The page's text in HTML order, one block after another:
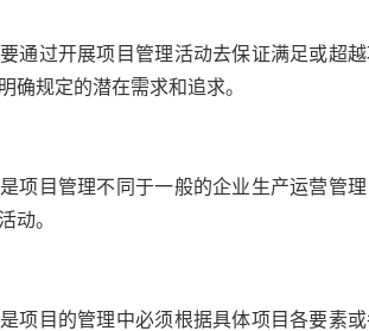
通过开展项目管理活动去保证满足或超
确规定的潜在需求和追求。
项目管理不同于一般的企业生产运营管
动。
项目的管理中必须根据具体项目各要素